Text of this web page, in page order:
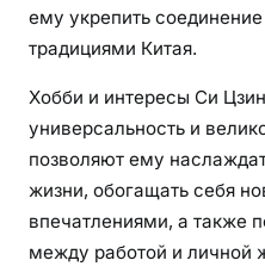
ему укрепить
традициями Китая.
Хобби и интересы Си
универсальность и
позволяют ему
жизни, обогащать себя
впечатлениями, а также
между работой и личной